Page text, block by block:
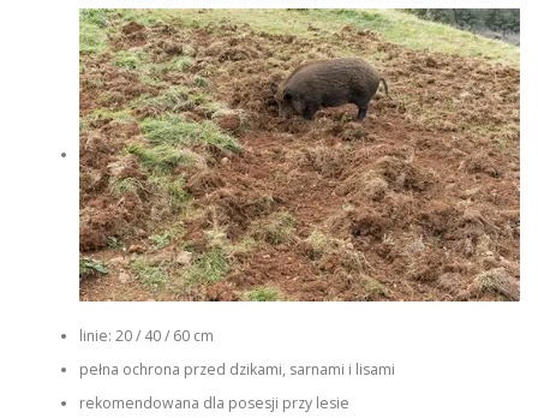
linie: 20 / 40 / 60 cm
pełna ochrona przed dzikami, sarnami i lisami
rekomendowana dla posesji przy lesie